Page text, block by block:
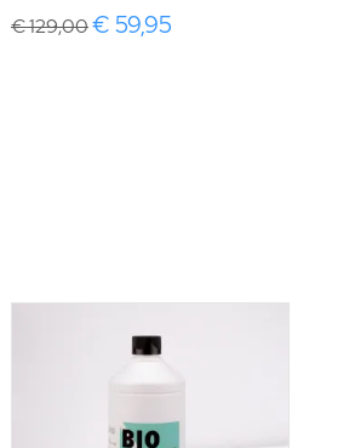
€ 129,00€ 59,95